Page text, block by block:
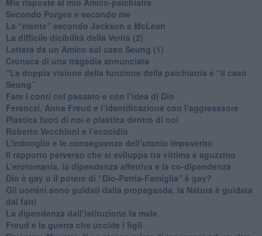
​Secondo Porges e secondo me
​La “mente” secondo Jackson e McLean
La difficile dicibilità della Verità (2)
​Lettera da un Amico sul caso Seung (1)
​Cronaca di una tragedia annunciata
"​La doppia visione della funzione della psichiatria e “il caso
Seung”
​Fare i conti col passato e con l’idea di Dio
​Ferenczi, Anna Freud e l’identificazione con l’aggresssore
Plastica fuori di noi e plastica dentro di noi
​Roberto Vecchioni e l’ecocidio
​L’imbroglio e le conseguenze dell’uranio impoverito
​Il rapporto perverso che si sviluppa tra vittima e aguzzino
L’erotomania, la dipendenza affettiva e la co-dipendenza
​Dio è gay o il potere di “Dio-Patria-Famiglia” è gay?
​Gli uomini sono guidati dalla propaganda, la Natura è guidata
dai fatti
La dipendenza dall’istituzione fa male
​Freud e la guerra che uccide i figli